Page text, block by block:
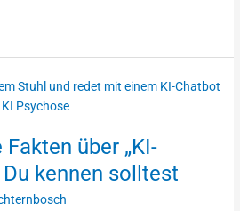
über „KI-
Du kennen solltest